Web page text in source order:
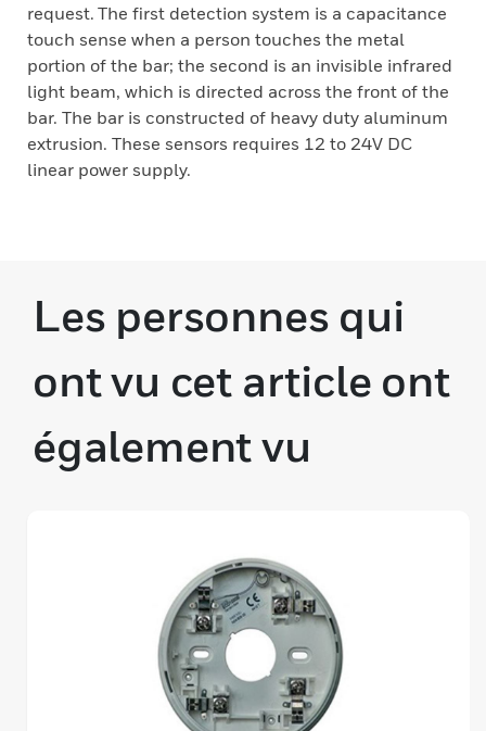
request. The first detection system is a capacitance
touch sense when a person touches the metal
portion of the bar; the second is an invisible infrared
light beam, which is directed across the front of the
bar. The bar is constructed of heavy duty aluminum
extrusion. These sensors requires 12 to 24V DC
linear power supply.
Les personnes qui
ont vu cet article ont
également vu